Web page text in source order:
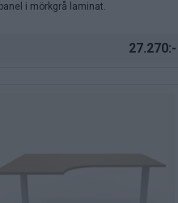
i mörkgrå laminat.
27.270:-